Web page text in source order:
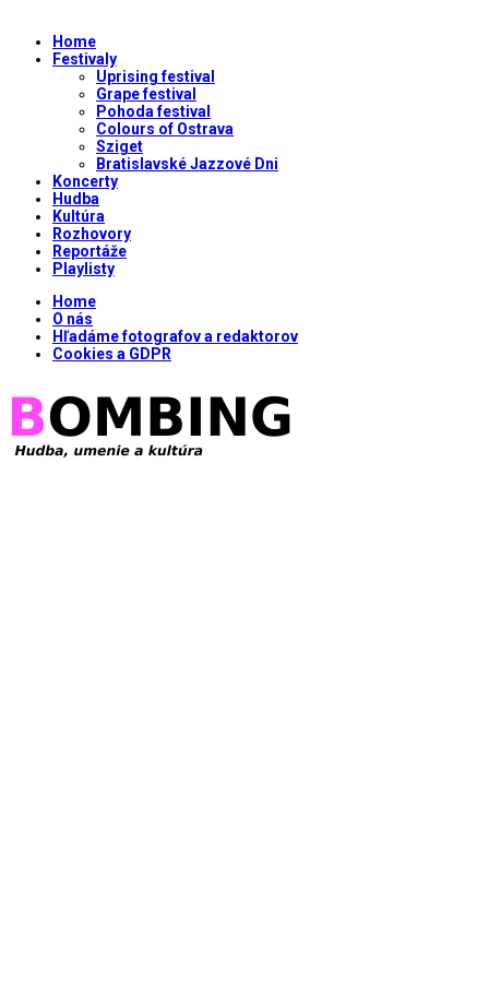
Home
Festivaly
Uprising festival
Grape festival
Pohoda festival
Colours of Ostrava
Sziget
Bratislavské Jazzové Dni
Koncerty
Hudba
Kultúra
Rozhovory
Reportáže
Playlisty
Home
O nás
Hľadáme fotografov a redaktorov
Cookies a GDPR